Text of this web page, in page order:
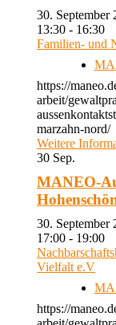
30.
13:30 - 16:30
Familien- und
https://
arbeit/
marzahn-nord/
Weitere
30 Sep.
MANEO-
30.
17:00 - 19:00
Vielfalt e.V
https://